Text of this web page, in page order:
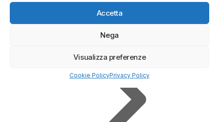
Accetta
Nega
Visualizza preferenze
Cookie PolicyPrivacy Policy